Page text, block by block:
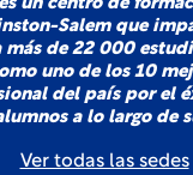
un centro de
Salem que
más de 22 000
uno de los 10
del país por el
a lo largo de
Ver todas las sedes